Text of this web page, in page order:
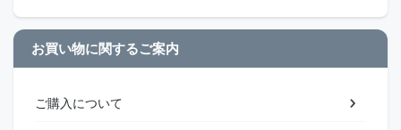
お買い物に関するご案内
ご購入について